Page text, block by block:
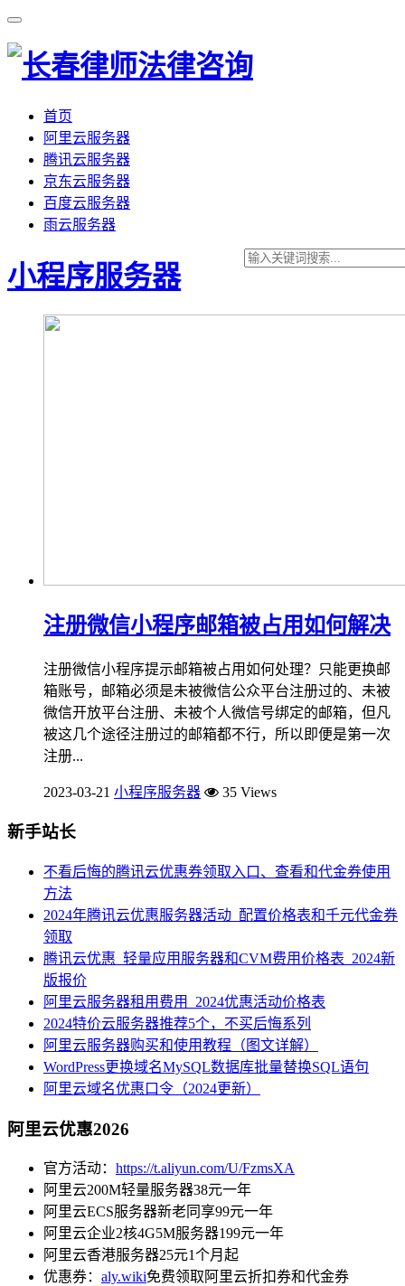
首页
阿里云服务器
腾讯云服务器
京东云服务器
百度云服务器
雨云服务器
小程序服务器
注册微信小程序邮箱被占用如何解决
注册微信小程序提示邮箱被占用如何处理？只能更换邮
箱账号，邮箱必须是未被微信公众平台注册过的、未被
微信开放平台注册、未被个人微信号绑定的邮箱，但凡
被这几个途径注册过的邮箱都不行，所以即便是第一次
注册...
2023-03-21 小程序服务器 35 Views
新手站长
不看后悔的腾讯云优惠券领取入口、查看和代金券使用
方法
2024年腾讯云优惠服务器活动_配置价格表和千元代金券
领取
腾讯云优惠_轻量应用服务器和CVM费用价格表_2024新
版报价
阿里云服务器租用费用_2024优惠活动价格表
2024特价云服务器推荐5个，不买后悔系列
阿里云服务器购买和使用教程（图文详解）
WordPress更换域名MySQL数据库批量替换SQL语句
阿里云域名优惠口令（2024更新）
阿里云优惠2026
官方活动： https://t.aliyun.com/U/FzmsXA
阿里云200M轻量服务器38元一年
阿里云ECS服务器新老同享99元一年
阿里云企业2核4G5M服务器199元一年
阿里云香港服务器25元1个月起
优惠券： aly.wiki免费领取阿里云折扣券和代金券